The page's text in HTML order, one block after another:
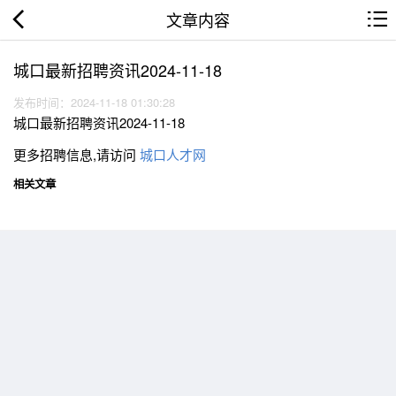
文章内容
城口最新招聘资讯2024-11-18
发布时间：2024-11-18 01:30:28
城口最新招聘资讯2024-11-18
更多招聘信息,请访问 城口人才网
相关文章